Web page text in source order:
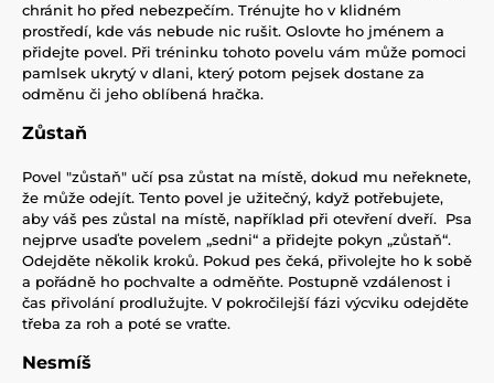
chránit ho před nebezpečím. Trénujte ho v klidném
prostředí, kde vás nebude nic rušit. Oslovte ho jménem a
přidejte povel. Při tréninku tohoto povelu vám může pomoci
pamlsek ukrytý v dlani, který potom pejsek dostane za
odměnu či jeho oblíbená hračka.
Zůstaň
Povel "zůstaň" učí psa zůstat na místě, dokud mu neřeknete,
že může odejít. Tento povel je užitečný, když potřebujete,
aby váš pes zůstal na místě, například při otevření dveří. Psa
nejprve usaďte povelem „sedni“ a přidejte pokyn „zůstaň“.
Odejděte několik kroků. Pokud pes čeká, přivolejte ho k sobě
a pořádně ho pochvalte a odměňte. Postupně vzdálenost i
čas přivolání prodlužujte. V pokročilejší fázi výcviku odejděte
třeba za roh a poté se vraťte.
Nesmíš